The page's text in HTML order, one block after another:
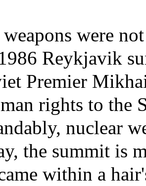
were
Reykjavik
Premier
rights to the
nuclear
the summit is
within a